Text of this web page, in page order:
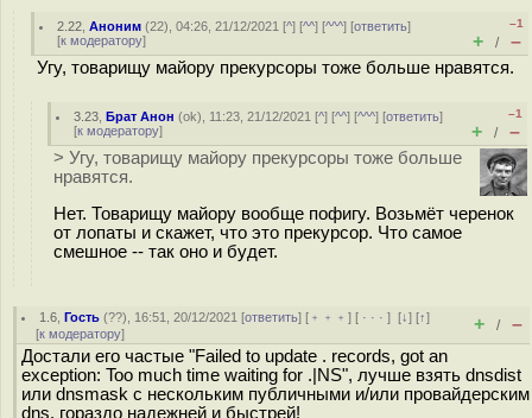
2.22 ,Аноним (22), 04:26, 21/12/2021 [^] [^^] [^^^] [ответить]
[к модератору]
–1
+ / –
Угу, товарищу майору прекурсоры тоже больше нравятся.
3.23 ,Брат Анон (ok), 11:23, 21/12/2021 [^] [^^] [^^^] [ответить]
[к модератору]
–1
+ / –
> Угу, товарищу майору прекурсоры тоже больше
нравятся.
Нет. Товарищу майору вообще пофигу. Возьмёт черенок
от лопаты и скажет, что это прекурсор. Что самое
смешное -- так оно и будет.
1.6 ,Гость (??), 16:51, 20/12/2021 [ответить] [ ﹢﹢﹢] [ · · ·][↓] [↑]
[к модератору] + / –
Достали его частые "Failed to update . records, got an
exception: Too much time waiting for .|NS", лучше взять dnsdist
или dnsmask c нескольким публичными и/или провайдерским
dns, гораздо надежней и быстрей!